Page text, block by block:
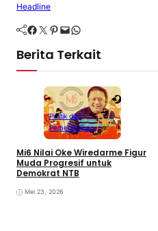
Headline
Facebook Twitter Pinterest Mail WhatsApp
Berita Terkait
Politik dan
Pemerintahan
Mi6 Nilai Oke Wiredarme Figur
Muda Progresif untuk
Demokrat NTB
Mei 23, 2026